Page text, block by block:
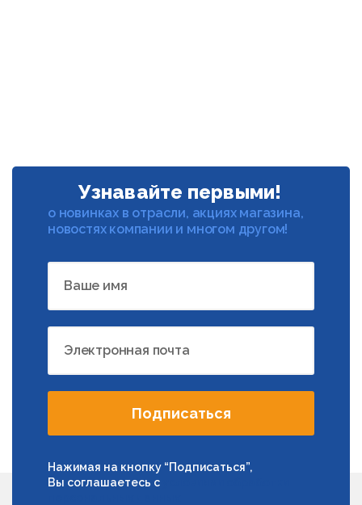
Узнавайте первыми!
о новинках в отрасли, акциях магазина,
новостях компании и многом другом!
Ваше имя
Электронная почта
Подписаться
Нажимая на кнопку “Подписаться”,
Вы соглашаетесь с